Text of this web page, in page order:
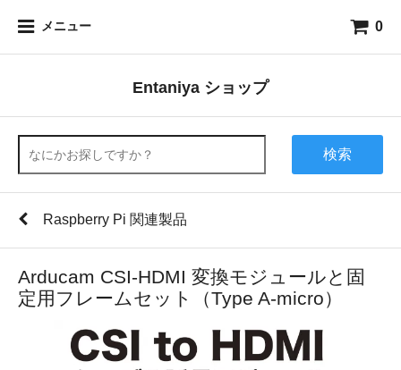
メニュー 0
Entaniya ショップ
検索
Raspberry Pi 関連製品
Arducam CSI-HDMI 変換モジュールと固
定用フレームセット（Type A-micro）